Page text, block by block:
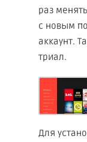
раз
с новым
аккаунт.
триал.
Для